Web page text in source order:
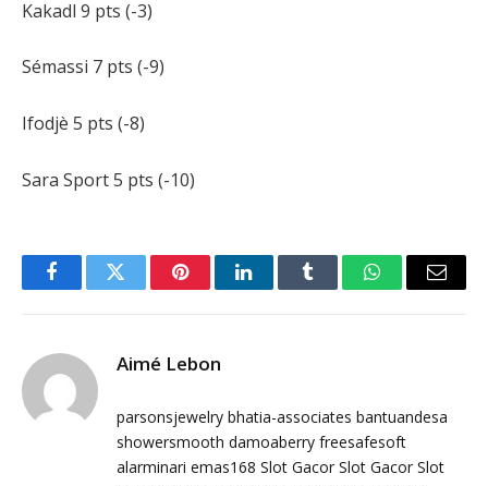
Kakadl 9 pts (-3)
Sémassi 7 pts (-9)
Ifodjè 5 pts (-8)
Sara Sport 5 pts (-10)
FacebookTwitter PinterestLinkedInTumblr WhatsAppEmail
Aimé Lebon
parsonsjewelry bhatia-associates bantuandesa
showersmooth damoaberry freesafesoft
alarminari emas168 Slot Gacor Slot Gacor Slot